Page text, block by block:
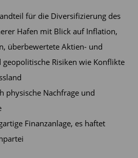
für die Diversifizierung des
Hafen mit Blick auf Inflation,
überbewertete Aktien- und
geopolitische Risiken wie Konflikte
physische Nachfrage und
Finanzanlage, es haftet